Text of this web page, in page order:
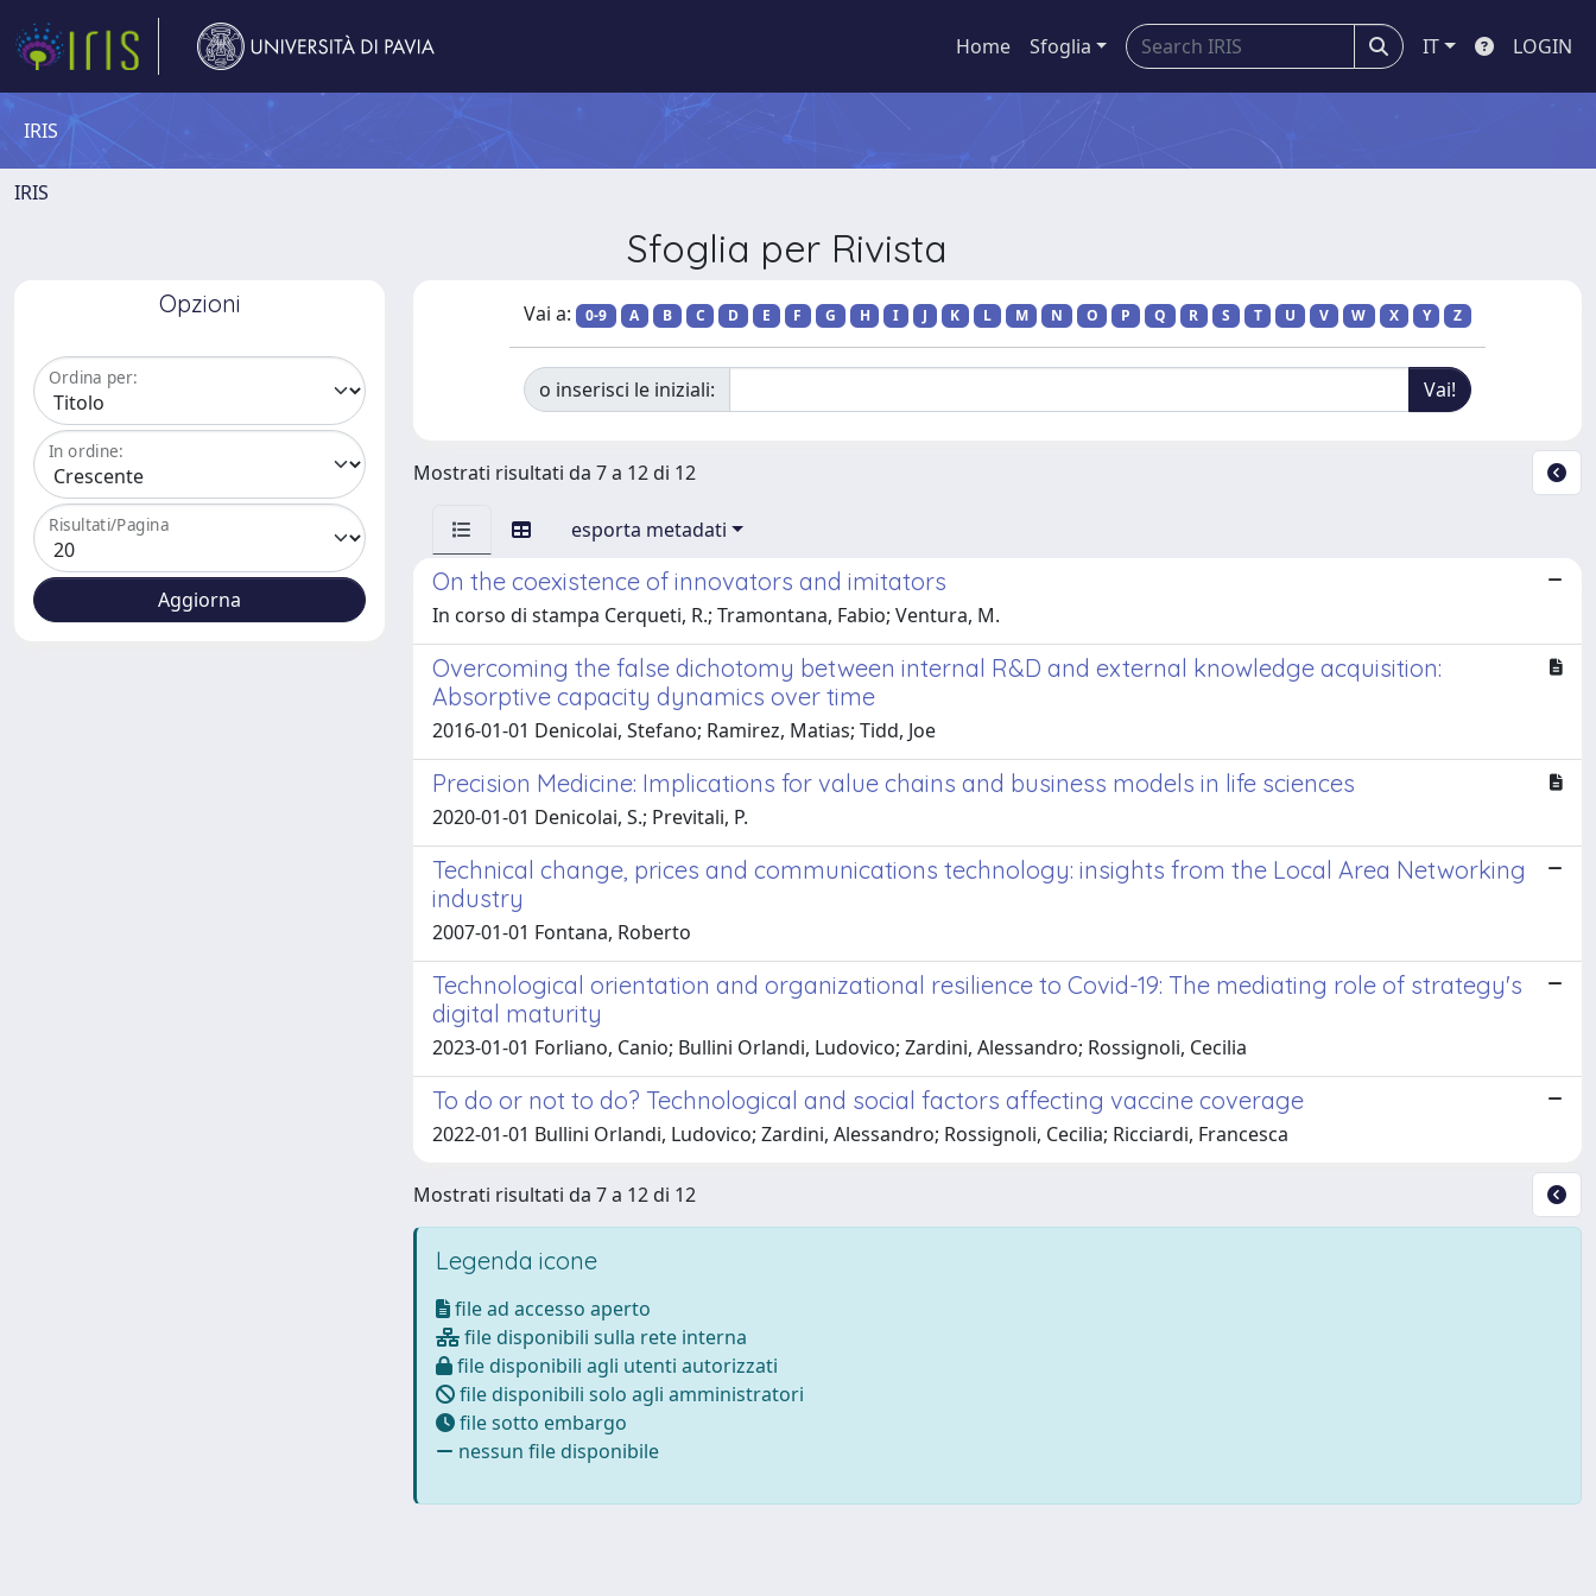
Home Sfoglia IT LOGIN
IRIS
IRIS
Sfoglia per Rivista
Opzioni
Ordina per:
In ordine:
Risultati/Pagina
Vai a: 0-9 A B C D E F G H I J K L M N O P Q R S T U V W X Y Z
o inserisci le iniziali:
Mostrati risultati da 7 a 12 di 12
esporta metadati
On the coexistence of innovators and imitators
In corso di stampa Cerqueti, R.; Tramontana, Fabio; Ventura, M.
Overcoming the false dichotomy between internal R&D and external knowledge acquisition:
Absorptive capacity dynamics over time
2016-01-01 Denicolai, Stefano; Ramirez, Matias; Tidd, Joe
Precision Medicine: Implications for value chains and business models in life sciences
2020-01-01 Denicolai, S.; Previtali, P.
Technical change, prices and communications technology: insights from the Local Area Networking
industry
2007-01-01 Fontana, Roberto
Technological orientation and organizational resilience to Covid-19: The mediating role of strategy's
digital maturity
2023-01-01 Forliano, Canio; Bullini Orlandi, Ludovico; Zardini, Alessandro; Rossignoli, Cecilia
To do or not to do? Technological and social factors affecting vaccine coverage
2022-01-01 Bullini Orlandi, Ludovico; Zardini, Alessandro; Rossignoli, Cecilia; Ricciardi, Francesca
Mostrati risultati da 7 a 12 di 12
Legenda icone
file ad accesso aperto
file disponibili sulla rete interna
file disponibili agli utenti autorizzati
file disponibili solo agli amministratori
file sotto embargo
nessun file disponibile